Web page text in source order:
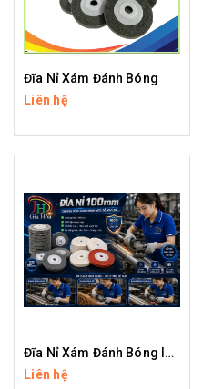
Đĩa Nỉ Xám Đánh Bóng
Liên hệ
Đĩa Nỉ Xám Đánh Bóng Inox
Liên hệ